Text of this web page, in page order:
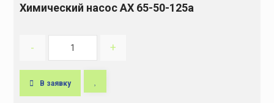
Химический насос АХ 65-50-125а
- +
В заявку